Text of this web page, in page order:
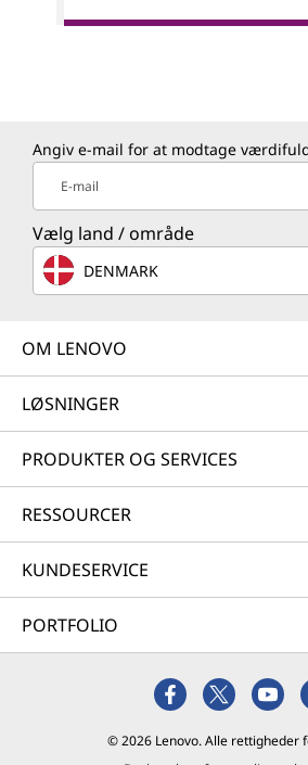
Angiv e-mail for at modtage
E-mail
Vælg land / område
DENMARK
OM LENOVO
LØSNINGER
PRODUKTER OG SERVICES
RESSOURCER
KUNDESERVICE
PORTFOLIO
© 2026 Lenovo. Alle rettigheder